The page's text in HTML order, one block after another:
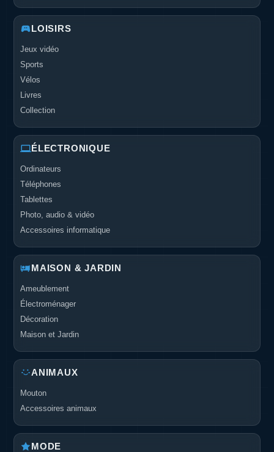
LOISIRS
Jeux vidéo
Sports
Vélos
Livres
Collection
ÉLECTRONIQUE
Ordinateurs
Téléphones
Tablettes
Photo, audio & vidéo
Accessoires informatique
MAISON & JARDIN
Ameublement
Électroménager
Décoration
Maison et Jardin
ANIMAUX
Mouton
Accessoires animaux
MODE